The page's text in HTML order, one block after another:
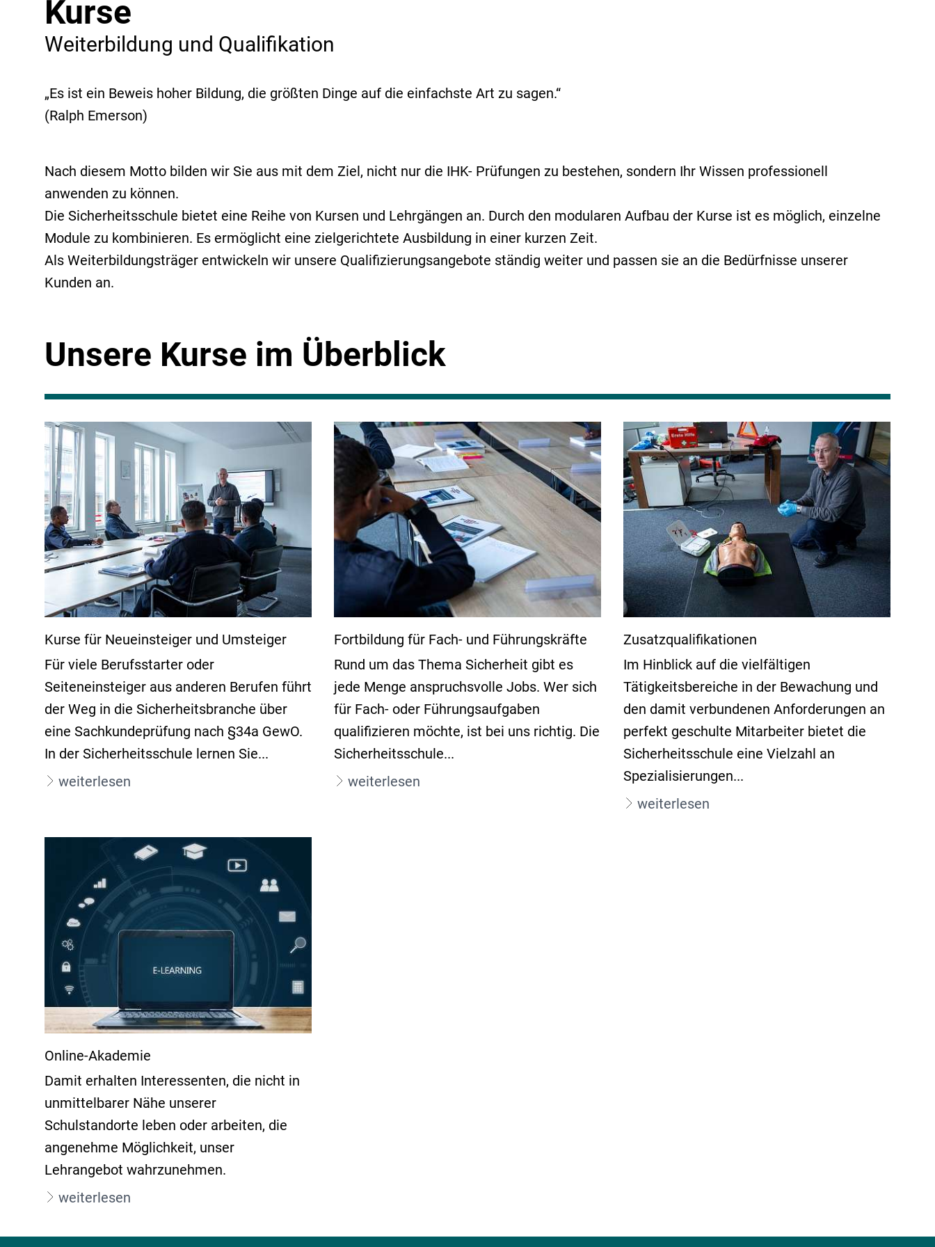
Personen- und Gepäckkontrolle
Train the Trainer
Situationen mit erhöhtem
Gewaltpotential
Verhalten in Situationen mit
Kurse
Weiterbildung und Qualifikation
„Es ist ein Beweis hoher Bildung, die größten Dinge auf die einfachste Art zu sagen.“
(Ralph Emerson)
Nach diesem Motto bilden wir Sie aus mit dem Ziel, nicht nur die IHK- Prüfungen zu bestehen, sondern Ihr Wissen professionell
anwenden zu können.
Die Sicherheitsschule bietet eine Reihe von Kursen und Lehrgängen an. Durch den modularen Aufbau der Kurse ist es möglich, einzelne
Module zu kombinieren. Es ermöglicht eine zielgerichtete Ausbildung in einer kurzen Zeit.
Als Weiterbildungsträger entwickeln wir unsere Qualifizierungsangebote ständig weiter und passen sie an die Bedürfnisse unserer
Kunden an.
Unsere Kurse im Überblick
Kurse für Neueinsteiger und Umsteiger
Für viele Berufsstarter oder
Seiteneinsteiger aus anderen Berufen führt
der Weg in die Sicherheitsbranche über
eine Sachkundeprüfung nach §34a GewO.
In der Sicherheitsschule lernen Sie...
weiterlesen
Fortbildung für Fach- und Führungskräfte
Rund um das Thema Sicherheit gibt es
jede Menge anspruchsvolle Jobs. Wer sich
für Fach- oder Führungsaufgaben
qualifizieren möchte, ist bei uns richtig. Die
Sicherheitsschule...
weiterlesen
Zusatzqualifikationen
Im Hinblick auf die vielfältigen
Tätigkeitsbereiche in der Bewachung und
den damit verbundenen Anforderungen an
perfekt geschulte Mitarbeiter bietet die
Sicherheitsschule eine Vielzahl an
Spezialisierungen...
weiterlesen
Online-Akademie
Damit erhalten Interessenten, die nicht in
unmittelbarer Nähe unserer
Schulstandorte leben oder arbeiten, die
angenehme Möglichkeit, unser
Lehrangebot wahrzunehmen.
weiterlesen